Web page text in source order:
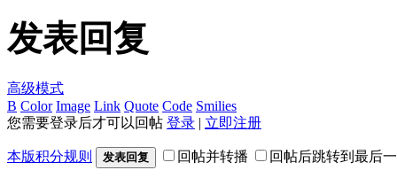
发表回复
高级模式
B Color Image Link Quote Code Smilies
您需要登录后才可以回帖 登录 | 立即注册
本版积分规则 发表回复 回帖并转播 回帖后跳转到最后